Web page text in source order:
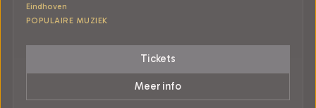
Eindhoven
POPULAIRE MUZIEK
Tickets
Meer info